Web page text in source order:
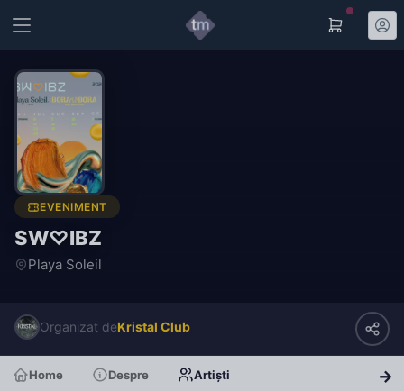
EVENIMENT
SW♡IBZ
Playa Soleil
Organizat deKristal Club
Home Despre Artiști